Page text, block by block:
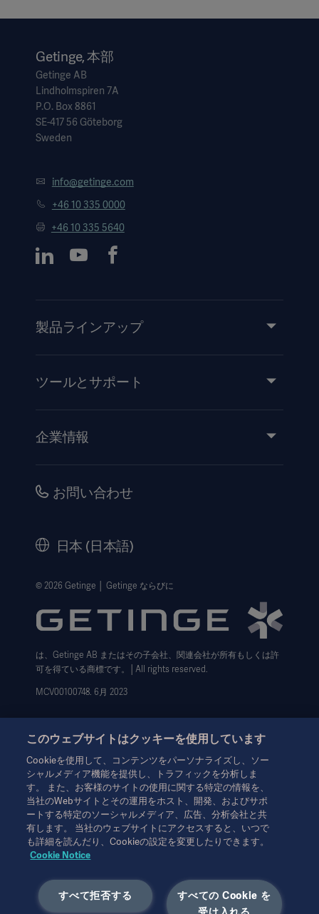
1. Data on file.
2. Redfors et al. Mortality, Length of Stay, and Cost
Implications of Procedural Bleeding Aer Percutaneous
Interventions Using Large-Bore Catheters. JAMA
Cardiology. 2017;2(7):798-802. doi:
10.1001/jamacardio.2017.0265
landscape of Impella use in the United States among
patients undergoing percutaneous coronary intervention
with mechanical circulatory support. Circulation. 2019;
Epub ahead of print.
Pumps. J INVASIVE CARDIOL 2015;27(4):182-188.
Intraaortic Balloon Counterpulsation: Hemodynamic and
2017;1–8. (The mean increase in cardiac output with the
MEGA 50 IABC was 1.6 +/-)
Getinge, 本部
Getinge AB
Lindholmspiren 7A
P.O. Box 8861
SE-417 56 Göteborg
Sweden
info@getinge.com
+46 10 335 0000
+46 10 335 5640
製品ラインアップ
サービス
ツールとサポート
イベント
企業情報
キャリア
ウェブサイト個人情報保護方針
利用規約
Cookie設定センター
データサブジェクト・リクエスト（英語）
お問い合わせ
日本 (日本語)
© 2026 Getinge │ Getinge ならびに
は、Getinge AB またはその子会社、関連会社が所有もしくは許
可を得ている商標です。│All rights reserved.
MCV00100748. 6月 2023
本情報は、専門家を対象とした情報提供のみを目的としているた
め、取扱説明書、サービスマニュアルまたは医療アドバイスの代
わりとして用いることはできません。ゲティンゲは、この資料に
基づいて行われたいかなる者の行為または不作為に対しても、一
切の責任または義務を負いません。ご使用になられる場合は、ご
自身の責任において行ってください。
きない、または許可されていない場合があります。ゲティンゲの
書面による許可なく、本情報の全部または一部を複製または使用
することはできません。
このウェブサイトはクッキーを使用しています
Cookieを使用して、コンテンツをパーソナライズし、ソー
シャルメディア機能を提供し、トラフィックを分析しま
す。 また、お客様のサイトの使用に関する特定の情報を、
当社のWebサイトとその運用をホスト、開発、およびサポ
ートする特定のソーシャルメディア、広告、分析会社と共
有します。 当社のウェブサイトにアクセスすると、いつで
も詳細を読んだり、Cookieの設定を変更したりできます。
Cookie Notice
すべての Cookie を
すべて拒否する